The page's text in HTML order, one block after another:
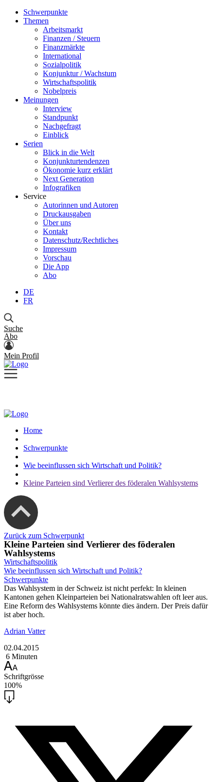
Schwerpunkte
Themen
Arbeitsmarkt
Finanzen / Steuern
Finanzmärkte
International
Sozialpolitik
Konjunktur / Wachstum
Wirtschaftspolitik
Nobelpreis
Meinungen
Interview
Standpunkt
Nachgefragt
Einblick
Serien
Blick in die Welt
Konjunkturtendenzen
Ökonomie kurz erklärt
Next Generation
Infografiken
Service
Autorinnen und Autoren
Druckausgaben
Über uns
Kontakt
Datenschutz/Rechtliches
Impressum
Vorschau
Die App
Abo
DE
FR
Suche
Abo
Mein Profil
Home
Schwerpunkte
Wie beeinflussen sich Wirtschaft und Politik?
Kleine Parteien sind Verlierer des föderalen Wahlsystems
Zurück zum Schwerpunkt
Kleine Parteien sind Verlierer des föderalen
Wahlsystems
Wirtschaftspolitik
Wie beeinflussen sich Wirtschaft und Politik?
Schwerpunkte
Das Wahlsystem in der Schweiz ist nicht perfekt: In kleinen
Kantonen gehen Kleinparteien bei Nationalratswahlen oft leer aus.
Eine Reform des Wahlsystems könnte dies ändern. Der Preis dafür
ist aber hoch.
Adrian Vatter
02.04.2015
6 Minuten
Schriftgrösse
100%